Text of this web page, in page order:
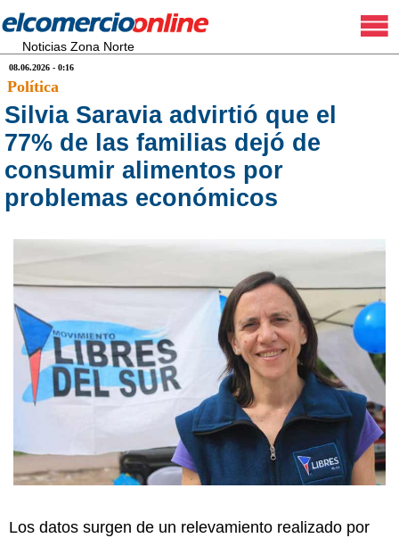
Noticias Zona Norte
08.06.2026 - 0:16
Política
Silvia Saravia advirtió que el
77% de las familias dejó de
consumir alimentos por
problemas económicos
Los datos surgen de un relevamiento realizado por